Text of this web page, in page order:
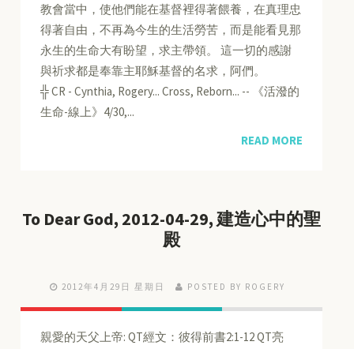
教會當中，使他們能在基督裡得著餵養，在真理忠
得著自由，不再為今生的生活勞苦，而是能看見那
永生的生命大有盼望，求主帶領。 這一切的感謝
與祈求都是奉靠主耶穌基督的名求，阿們。
╬ CR - Cynthia, Rogery... Cross, Reborn... -- 《活潑的
生命-線上》4/30,...
READ MORE
To Dear God, 2012-04-29, 建造心中的聖
殿
2012年4月29日 星期日 POSTED BY ROGERY
親愛的天父上帝: QT經文：彼得前書2:1-12 QT亮